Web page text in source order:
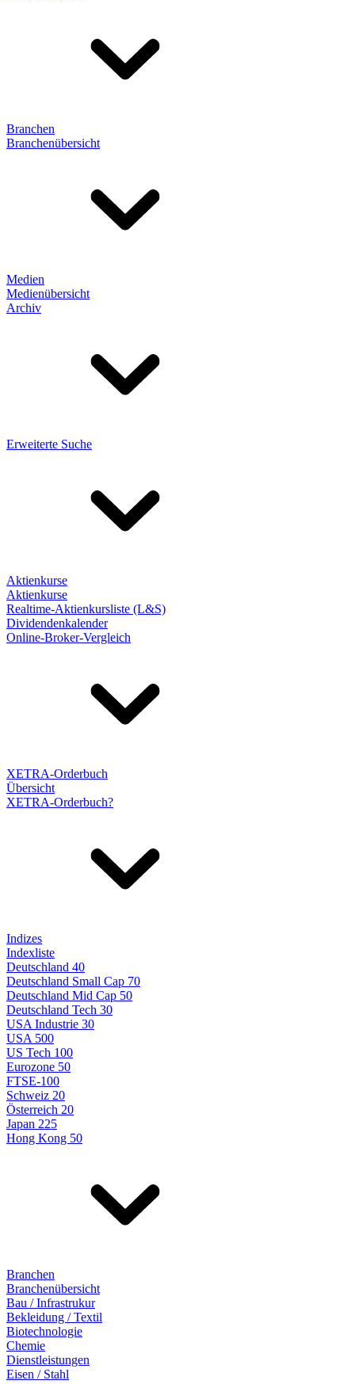
Branchen
Branchenübersicht
Medien
Medienübersicht
Archiv
Erweiterte Suche
Aktienkurse
Aktienkurse
Realtime-Aktienkursliste (L&S)
Dividendenkalender
Online-Broker-Vergleich
XETRA-Orderbuch
Übersicht
XETRA-Orderbuch?
Indizes
Indexliste
Deutschland 40
Deutschland Small Cap 70
Deutschland Mid Cap 50
Deutschland Tech 30
USA Industrie 30
USA 500
US Tech 100
Eurozone 50
FTSE-100
Schweiz 20
Österreich 20
Japan 225
Hong Kong 50
Branchen
Branchenübersicht
Bau / Infrastrukur
Bekleidung / Textil
Biotechnologie
Chemie
Dienstleistungen
Eisen / Stahl